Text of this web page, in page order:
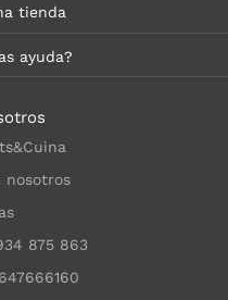
tienda
ayuda?
nosotros
875 863